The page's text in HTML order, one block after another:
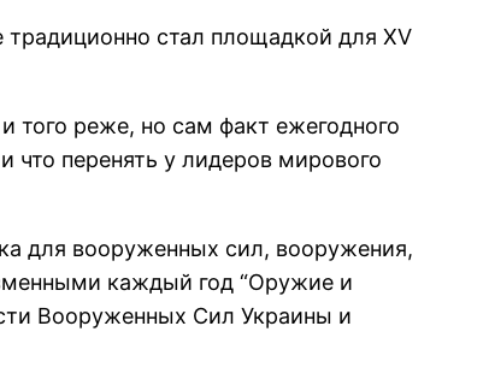
стал площадкой для XV
того реже, но сам факт ежегодного
что перенять у лидеров мирового
для вооруженных сил, вооружения,
каждый год “Оружие и
Вооруженных Сил Украины и